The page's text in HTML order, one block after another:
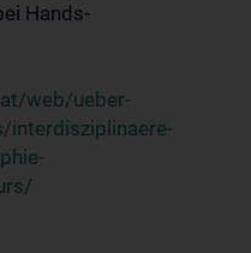
Hands-
web/ueber-
interdisziplinaere-